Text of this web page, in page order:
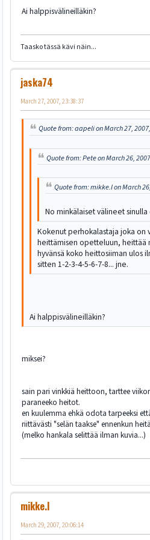
Ai halppisvälineilläkin?
Taasko tässä kävi näin...
jaska74
March 27, 2007, 23:38:37
Quote from: aapeli on March 27,
Quote from: Pete on March 26,
Quote from: mikke.l on March
No minkälaiset välineet sinulla
Kokenut perhokalastaja joka on
heittämisen opetteluun, heittää
hyvänsä koko heittosiiman ulos
sitten 1-2-3-4-5-6-7-8... jne.
Ai halppisvälineilläkin?
miksei?
sain pari vinkkiä heittoon, tarttee
paraneeko heitot.
en kuulemma ehkä odota tarpeeksi
riittävästi "selän taakse" ennenkun
(melko hankala selittää ilman kuvia...)
mikke.l
March 29, 2007, 20:06:14